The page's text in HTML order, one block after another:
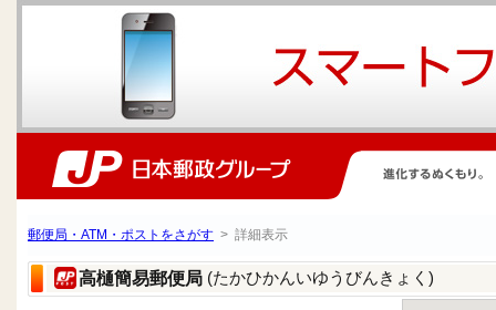
郵便局・ATM・ポストをさがす > 詳細表示
高樋簡易郵便局 (たかひかんいゆうびんきょく)